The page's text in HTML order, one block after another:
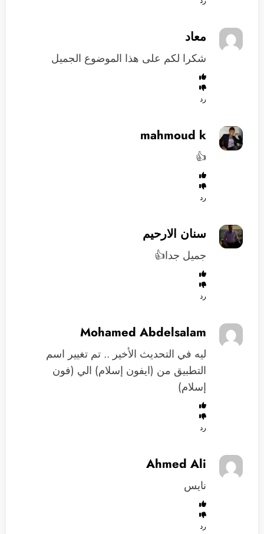
معاد
شكرا لكم على هذا الموضوع الجميل
رد
mahmoud k
👍
رد
سنان الارحيم
جميل جدا👍
رد
Mohamed Abdelsalam
ليه في التحديث الأخير .. تم تغيير اسم
التطبيق من (ايفون إسلام) الي (فون
إسلام)
رد
Ahmed Ali
نايس
رد